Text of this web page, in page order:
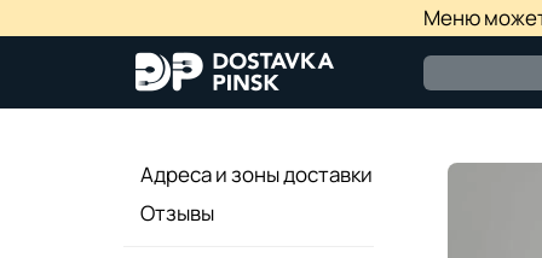
Меню может
Адреса и зоны доставки
Отзывы